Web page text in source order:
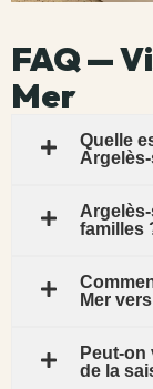
FAQ —
Mer
Quelle
familles
Mer
Peut-on
de la